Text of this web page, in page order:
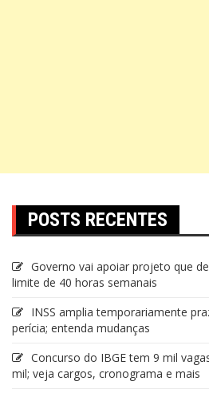
POSTS RECENTES
Governo vai apoiar projeto que
limite de 40 horas semanais
INSS amplia temporariamente
perícia; entenda mudanças
Concurso do IBGE tem 9 mil
mil; veja cargos, cronograma e mais